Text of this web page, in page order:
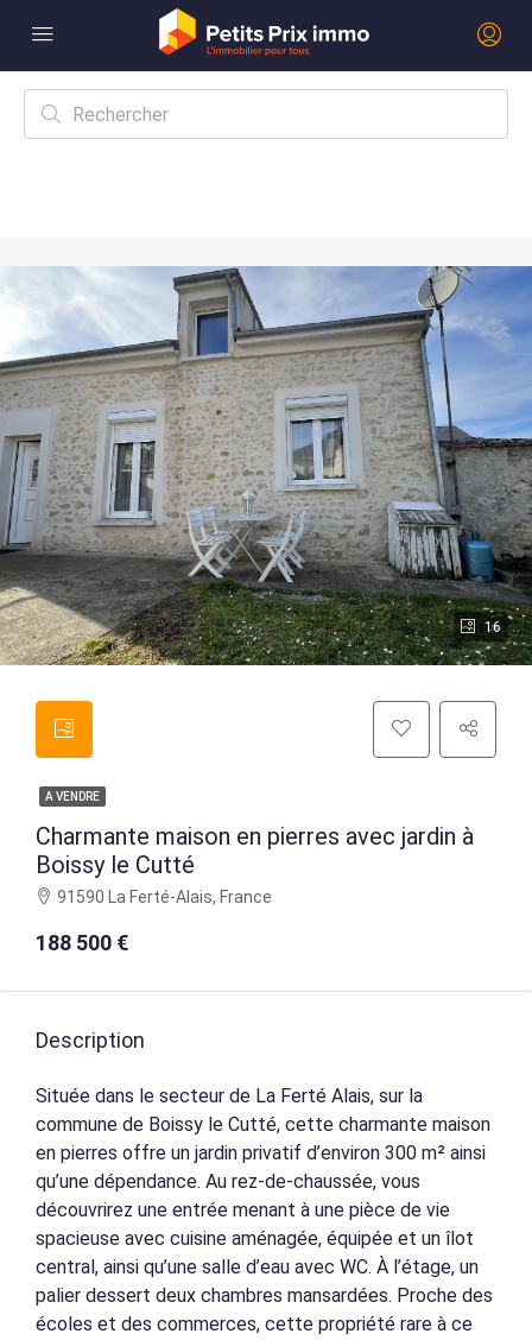
16
A VENDRE
Charmante maison en pierres avec jardin à
Boissy le Cutté
91590 La Ferté-Alais, France
188 500 €
Description
Située dans le secteur de La Ferté Alais, sur la
commune de Boissy le Cutté, cette charmante maison
en pierres offre un jardin privatif d’environ 300 m² ainsi
qu’une dépendance. Au rez-de-chaussée, vous
découvrirez une entrée menant à une pièce de vie
spacieuse avec cuisine aménagée, équipée et un îlot
central, ainsi qu’une salle d’eau avec WC. À l’étage, un
palier dessert deux chambres mansardées. Proche des
écoles et des commerces, cette propriété rare à ce